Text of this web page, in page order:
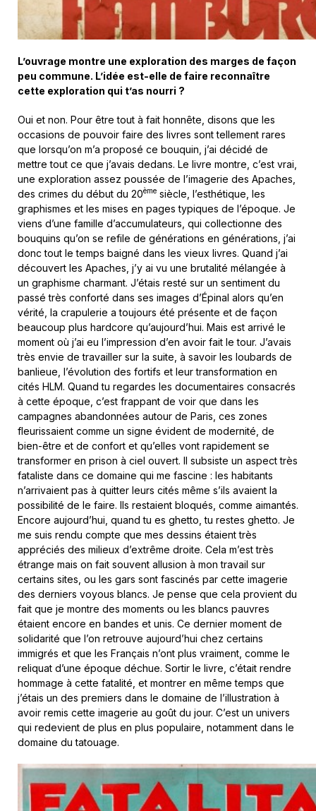
L’ouvrage montre une exploration des marges de façon
peu commune. L’idée est-elle de faire reconnaître
cette exploration qui t’as nourri ?
Oui et non. Pour être tout à fait honnête, disons que les
occasions de pouvoir faire des livres sont tellement rares
que lorsqu’on m’a proposé ce bouquin, j’ai décidé de
mettre tout ce que j’avais dedans. Le livre montre, c’est vrai,
une exploration assez poussée de l’imagerie des Apaches,
des crimes du début du 20ème siècle, l’esthétique, les
graphismes et les mises en pages typiques de l’époque. Je
viens d’une famille d’accumulateurs, qui collectionne des
bouquins qu’on se refile de générations en générations, j’ai
donc tout le temps baigné dans les vieux livres. Quand j’ai
découvert les Apaches, j’y ai vu une brutalité mélangée à
un graphisme charmant. J’étais resté sur un sentiment du
passé très conforté dans ses images d’Épinal alors qu’en
vérité, la crapulerie a toujours été présente et de façon
beaucoup plus hardcore qu’aujourd’hui. Mais est arrivé le
moment où j’ai eu l’impression d’en avoir fait le tour. J’avais
très envie de travailler sur la suite, à savoir les loubards de
banlieue, l’évolution des fortifs et leur transformation en
cités HLM. Quand tu regardes les documentaires consacrés
à cette époque, c’est frappant de voir que dans les
campagnes abandonnées autour de Paris, ces zones
fleurissaient comme un signe évident de modernité, de
bien-être et de confort et qu’elles vont rapidement se
transformer en prison à ciel ouvert. Il subsiste un aspect très
fataliste dans ce domaine qui me fascine : les habitants
n’arrivaient pas à quitter leurs cités même s’ils avaient la
possibilité de le faire. Ils restaient bloqués, comme aimantés.
Encore aujourd’hui, quand tu es ghetto, tu restes ghetto. Je
me suis rendu compte que mes dessins étaient très
appréciés des milieux d’extrême droite. Cela m’est très
étrange mais on fait souvent allusion à mon travail sur
certains sites, ou les gars sont fascinés par cette imagerie
des derniers voyous blancs. Je pense que cela provient du
fait que je montre des moments ou les blancs pauvres
étaient encore en bandes et unis. Ce dernier moment de
solidarité que l’on retrouve aujourd’hui chez certains
immigrés et que les Français n’ont plus vraiment, comme le
reliquat d’une époque déchue. Sortir le livre, c’était rendre
hommage à cette fatalité, et montrer en même temps que
j’étais un des premiers dans le domaine de l’illustration à
avoir remis cette imagerie au goût du jour. C’est un univers
qui redevient de plus en plus populaire, notamment dans le
domaine du tatouage.